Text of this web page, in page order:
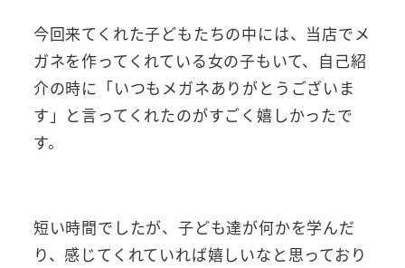
今回来てくれた子どもたちの中には、当店でメ
ガネを作ってくれている女の子もいて、自己紹
介の時に「いつもメガネありがとうございま
す」と言ってくれたのがすごく嬉しかったで
す。
短い時間でしたが、子ども達が何かを学んだ
り、感じてくれていれば嬉しいなと思っており